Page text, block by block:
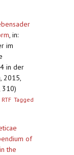
, in:
im
in der
2015,
310)
RTF Tagged
of
the